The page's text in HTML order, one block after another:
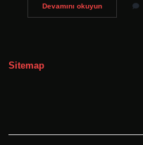
Devamını okuyunEczaneden
Sitemap